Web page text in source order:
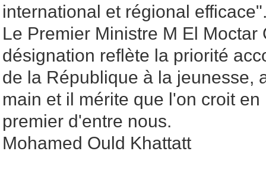
international et régional
Le Premier Ministre M El Moctar
désignation reflète la priorité
de la République à la jeunesse,
main et il mérite que l'on croit
premier d'entre nous.
Mohamed Ould Khattatt